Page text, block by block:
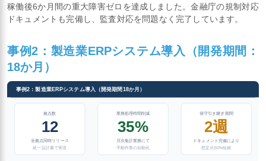
稼働後6か月間の重大障害ゼロを達成しました。金融庁の規制対応
ドキュメントも完備し、監査対応を問題なく完了しています。
事例2：製造業ERPシステム導入（開発期間：
18か月）
事例2：製造業ERPシステム導入（開発期間18か月）
拠点数
12
全拠点同時リリース
統一設計書で実現
業務処理時間削減
35%
月次集計業務にて
手動作業の自動化
保守引き継ぎ期間
2週
ドキュメント完備により
想定比50%短縮